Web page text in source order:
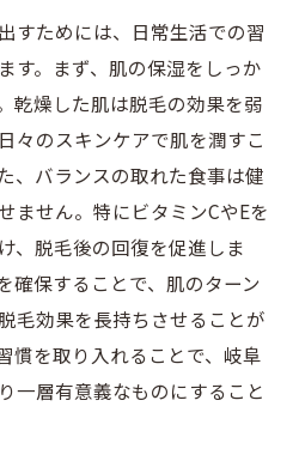
すためには、日常生活での習
す。まず、肌の保湿をしっか
乾燥した肌は脱毛の効果を弱
々のスキンケアで肌を潤すこ
、バランスの取れた食事は健
ません。特にビタミンCやEを
、脱毛後の回復を促進しま
確保することで、肌のターン
毛効果を長持ちさせることが
慣を取り入れることで、岐阜
一層有意義なものにすること